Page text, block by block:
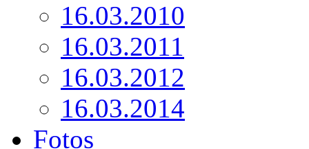
16.03.2010
16.03.2011
16.03.2012
16.03.2014
Fotos